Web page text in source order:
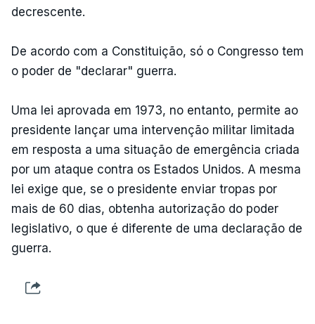
decrescente.
De acordo com a Constituição, só o Congresso tem
o poder de "declarar" guerra.
Uma lei aprovada em 1973, no entanto, permite ao
presidente lançar uma intervenção militar limitada
em resposta a uma situação de emergência criada
por um ataque contra os Estados Unidos. A mesma
lei exige que, se o presidente enviar tropas por
mais de 60 dias, obtenha autorização do poder
legislativo, o que é diferente de uma declaração de
guerra.